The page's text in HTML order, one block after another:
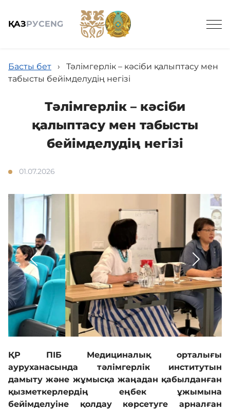
ҚАЗРУСENG
Жалпы мәлімет
Қызметтер және бағалар
Біздің дәрігерлер
Бағыттар
Кері байланыс
International
Ғылым және білім
Адалдық алаңы
Басты бет ›
Тәлімгерлік – кәсіби қалыптасу мен
табысты бейімделудің негізі
Тәлімгерлік – кәсіби
қалыптасу мен табысты
бейімделудің негізі
01.07.2026
ҚР ПІБ Медициналық орталығы
ауруханасында тәлімгерлік институтын
дамыту және жұмысқа жаңадан қабылданған
қызметкерлердің еңбек ұжымына
бейімделуіне қолдау көрсетуге арналған